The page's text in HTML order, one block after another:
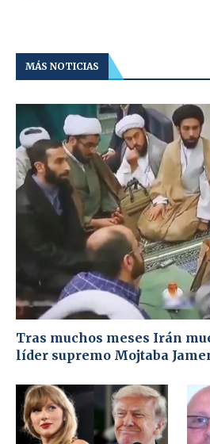
MÁS NOTICIAS
Tras muchos meses Irán
líder supremo Mojtaba